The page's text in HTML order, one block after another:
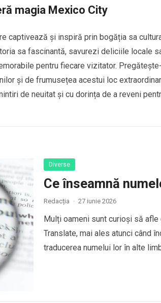
magia Mexico City
captivează și inspiră prin bogăția sa
sa fascinantă, savurezi deliciile locale
pentru fiecare vizitator.
și de frumusețea acestui loc
de neuitat și cu dorința de a reveni
Diverse
Ce înseamnă
Redacția · 27 iunie 2026
Mulți oameni sunt curioși să
Translate, mai ales atunci când
traducerea numelui lor în alte